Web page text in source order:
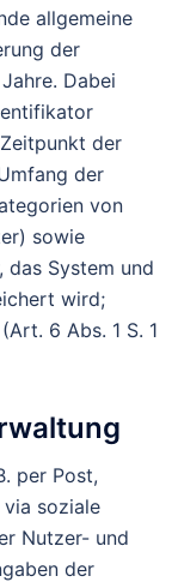
allgemeine
der
Dabei
der
der
von
sowie
das System und
wird;
6 Abs. 1 S. 1
per Post,
soziale
Nutzer- und
der